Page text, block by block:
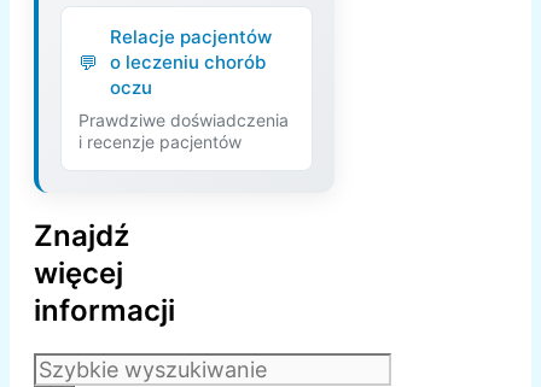
Relacje pacjentów
o leczeniu chorób
oczu
Prawdziwe doświadczenia
i recenzje pacjentów
Znajdź
więcej
informacji
Szukaj: